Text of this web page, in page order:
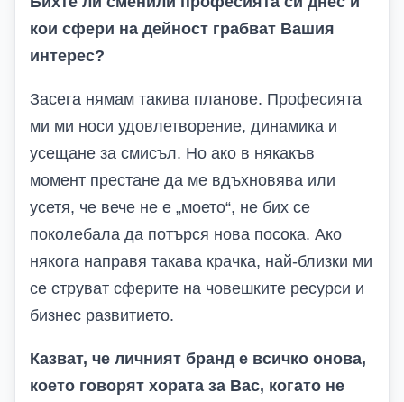
кои сфери на дейност грабват Вашия
интерес?
Засега нямам такива планове. Професията
ми ми носи удовлетворение, динамика и
усещане за смисъл. Но ако в някакъв
момент престане да ме вдъхновява или
усетя, че вече не е „моето“, не бих се
поколебала да потърся нова посока. Ако
някога направя такава крачка, най-близки ми
се струват сферите на човешките ресурси и
бизнес развитието.
Казват, че личният бранд е всичко онова,
което говорят хората за Вас, когато не